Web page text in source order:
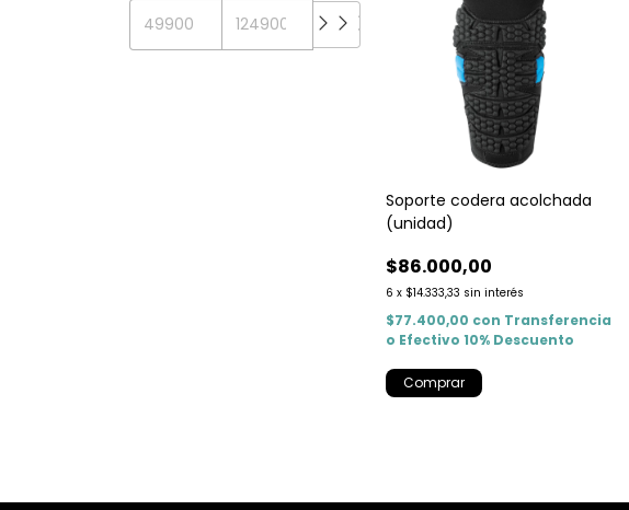
Soporte codera acolchada
(unidad)
$86.000,00
6 x $14.333,33 sin interés
$77.400,00 con Transferencia
o Efectivo 10% Descuento
Comprar